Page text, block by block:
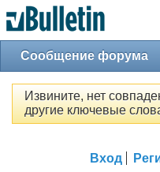
Сообщение форума
Извините, нет
другие ключевые
Вход